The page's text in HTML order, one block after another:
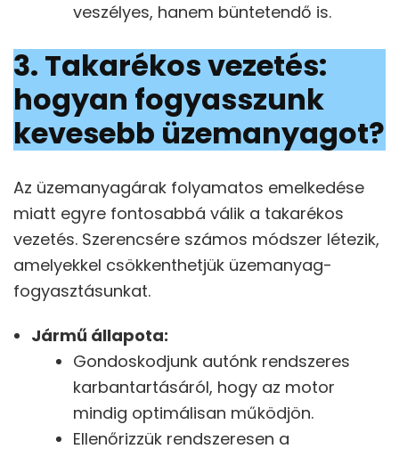
veszélyes, hanem büntetendő is.
3. Takarékos vezetés:
hogyan fogyasszunk
kevesebb üzemanyagot?
Az üzemanyagárak folyamatos emelkedése
miatt egyre fontosabbá válik a takarékos
vezetés. Szerencsére számos módszer létezik,
amelyekkel csökkenthetjük üzemanyag-
fogyasztásunkat.
Jármű állapota:
Gondoskodjunk autónk rendszeres
karbantartásáról, hogy az motor
mindig optimálisan működjön.
Ellenőrizzük rendszeresen a